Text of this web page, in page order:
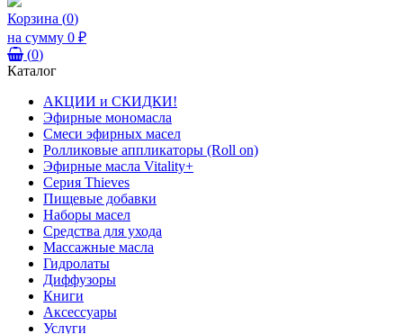
Корзина (0)
на сумму 0 ₽
(0)
Каталог
АКЦИИ и СКИДКИ!
Эфирные мономасла
Смеси эфирных масел
Ролликовые аппликаторы (Roll on)
Эфирные масла Vitality+
Серия Thieves
Пищевые добавки
Наборы масел
Средства для ухода
Массажные масла
Гидролаты
Диффузоры
Книги
Аксессуары
Услуги